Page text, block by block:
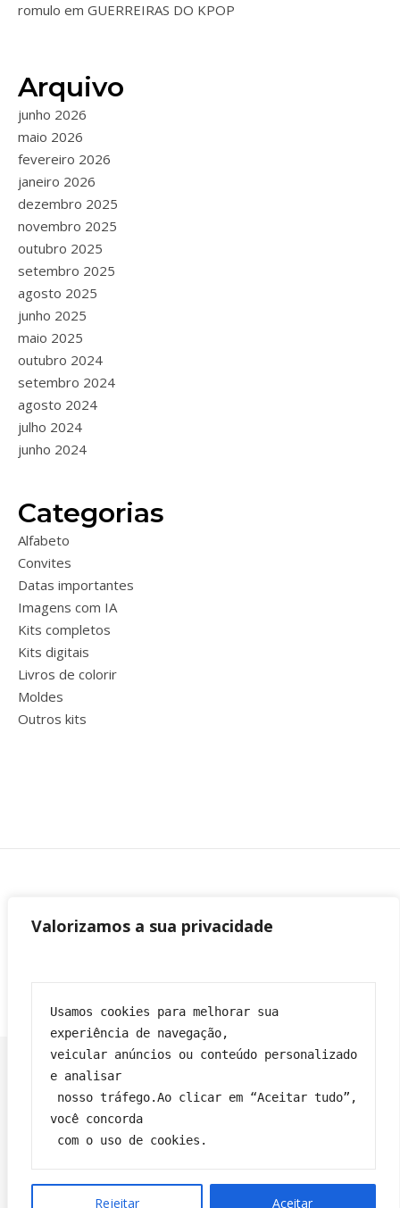
Valorizamos a sua privacidade
Usamos cookies para melhorar sua
experiência de navegação,
veicular anúncios ou conteúdo personalizado
e analisar
você concorda
com o uso de cookies.
Rejeitar Aceitar
romulo em GUERREIRAS DO KPOP
Arquivo
junho 2026
maio 2026
fevereiro 2026
janeiro 2026
dezembro 2025
novembro 2025
outubro 2025
setembro 2025
agosto 2025
junho 2025
maio 2025
outubro 2024
setembro 2024
agosto 2024
julho 2024
junho 2024
Categorias
Alfabeto
Convites
Datas importantes
Imagens com IA
Kits completos
Kits digitais
Livros de colorir
Moldes
Outros kits
Franciane|Tema Bard por WP Royal.
Política de privacidade
VOLTAR PARA O TOPO